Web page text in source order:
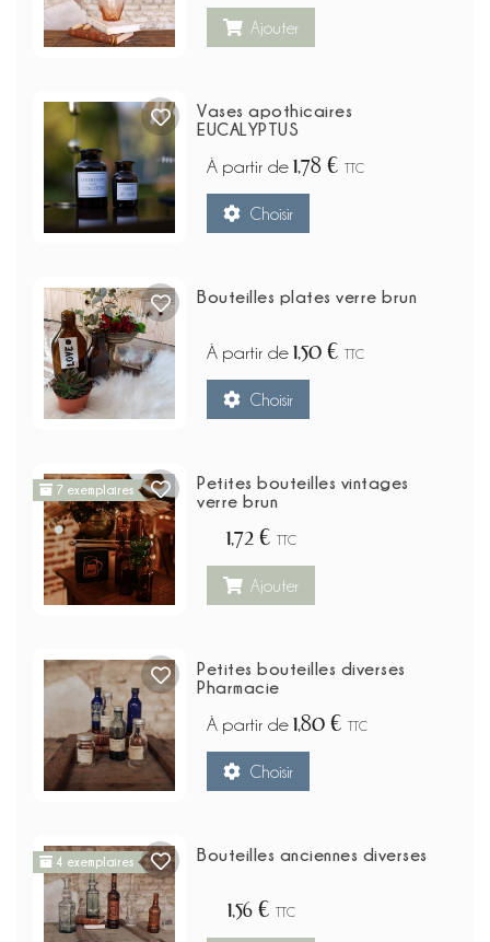
Ajouter
Vases apothicaires
EUCALYPTUS
À partir de 1,78 € TTC
Choisir
Bouteilles plates verre brun
À partir de 1,50 € TTC
Choisir
7 exemplaires
Petites bouteilles vintages
verre brun
1,72 € TTC
Ajouter
Petites bouteilles diverses
Pharmacie
À partir de 1,80 € TTC
Choisir
4 exemplaires Bouteilles anciennes diverses
1,56 € TTC